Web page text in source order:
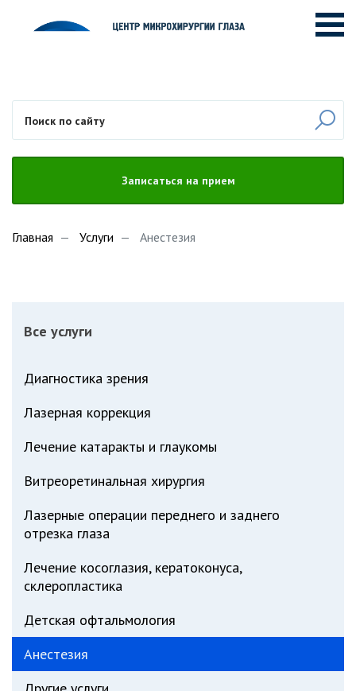
Записаться на прием
Главная Услуги Анестезия
Все услуги
Диагностика зрения
Лазерная коррекция
Лечение катаракты и глаукомы
Витреоретинальная хирургия
Лазерные операции переднего и заднего
отрезка глаза
Лечение косоглазия, кератоконуса,
склеропластика
Детская офтальмология
Анестезия